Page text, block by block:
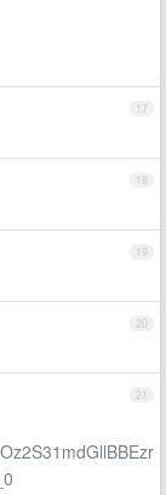
17
18
19
20
21